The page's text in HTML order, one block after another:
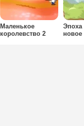
Маленькое
королевство 2
новое